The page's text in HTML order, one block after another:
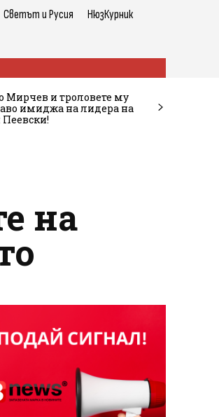
Светът и Русия НюзКурник
Мирчев и троловете му
имиджа на лидера на
на